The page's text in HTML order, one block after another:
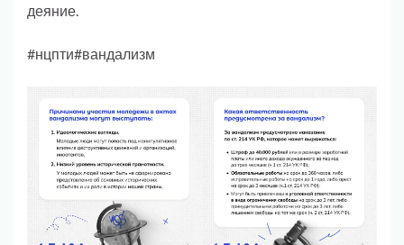
деяние.
#нцпти#вандализм